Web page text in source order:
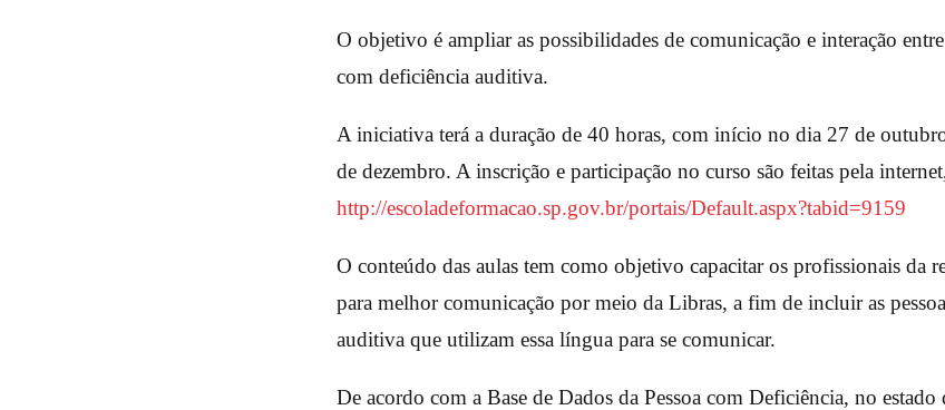
O objetivo é ampliar as possibilidades de comunicação e interação
com deficiência auditiva.
A iniciativa terá a duração de 40 horas, com início no dia 27 de
de dezembro. A inscrição e participação no curso são feitas pela
http://escoladeformacao.sp.gov.br/portais/Default.aspx?tabid=9159
O conteúdo das aulas tem como objetivo capacitar os profissionais da
para melhor comunicação por meio da Libras, a fim de incluir as
auditiva que utilizam essa língua para se comunicar.
De acordo com a Base de Dados da Pessoa com Deficiência, no estado